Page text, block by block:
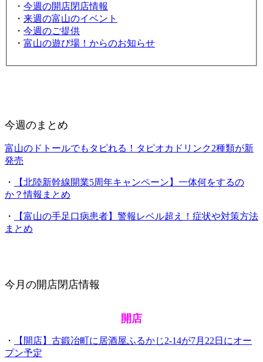
・ 今週の開店閉店情報
・ 来週の富山のイベント
・ 今週のご提供
・ 富山の遊び場！からのお知らせ
今週のまとめ
富山のドトールでもタピれる！タピオカドリンク2種類が新
発売
・
【北陸新幹線開業5周年キャンペーン】一体何をするの
か？情報まとめ
・
【富山の手足口病患者】警報レベル超え！症状や対策方法
まとめ
今月の開店閉店情報
開店
・
【開店】古鍛冶町に居酒屋ふるかじ2-14が7月22日にオー
プン予定